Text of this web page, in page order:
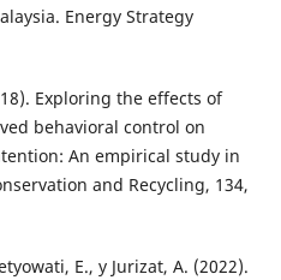
Energy Strategy
Exploring the effects of
behavioral control on
An empirical study in
and Recycling, 134,
E., y Jurizat, A. (2022).